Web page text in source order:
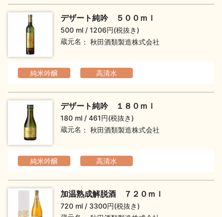
デザート純吟 ５００ｍｌ
500 ml
1206円(税抜き)
蔵元名
秋田酒類製造株式会社
純米吟醸 高清水
デザート純吟 １８０ｍｌ
180 ml
461円(税抜き)
蔵元名
秋田酒類製造株式会社
純米吟醸 高清水
加温熟成解脱酒 ７２０ｍｌ
720 ml
3300円(税抜き)